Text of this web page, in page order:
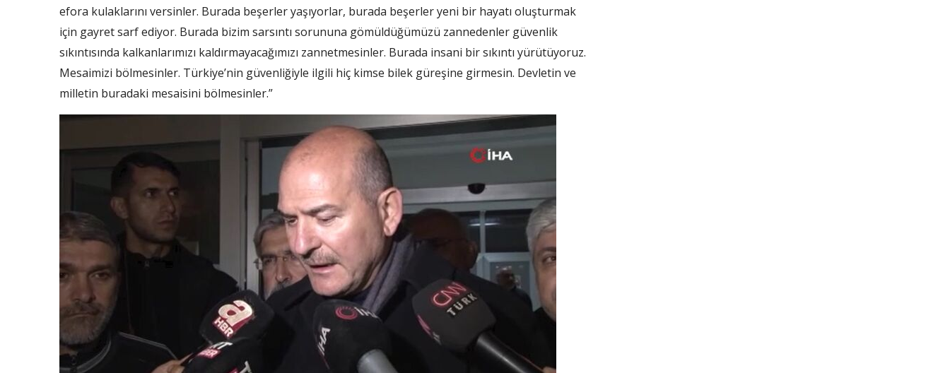
efora kulaklarını versinler. Burada beşerler yaşıyorlar, burada beşerler yeni bir hayatı oluşturmak
için gayret sarf ediyor. Burada bizim sarsıntı sorununa gömüldüğümüzü zannedenler güvenlik
sıkıntısında kalkanlarımızı kaldırmayacağımızı zannetmesinler. Burada insani bir sıkıntı yürütüyoruz.
Mesaimizi bölmesinler. Türkiye’nin güvenliğiyle ilgili hiç kimse bilek güreşine girmesin. Devletin ve
milletin buradaki mesaisini bölmesinler.”